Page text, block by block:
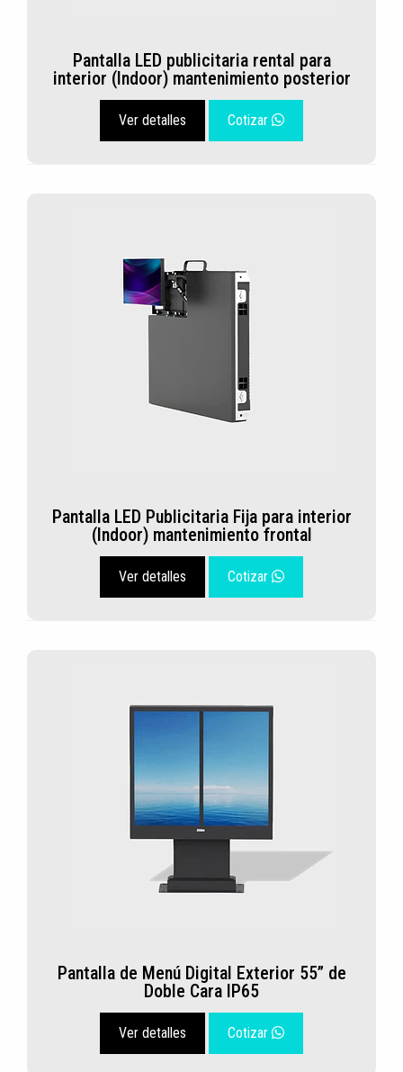
Pantalla LED publicitaria rental para
interior (Indoor) mantenimiento posterior
Ver detalles Cotizar
Pantalla LED Publicitaria Fija para interior
(Indoor) mantenimiento frontal
Ver detalles Cotizar
Pantalla de Menú Digital Exterior 55” de
Doble Cara IP65
Ver detalles Cotizar